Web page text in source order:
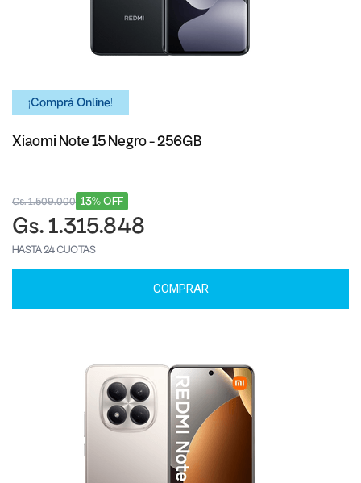
¡Comprá Online!
Xiaomi Note 15 Negro - 256GB
13% OFF
Gs. 1.509.000
Gs. 1.315.848
HASTA 24 CUOTAS
COMPRAR